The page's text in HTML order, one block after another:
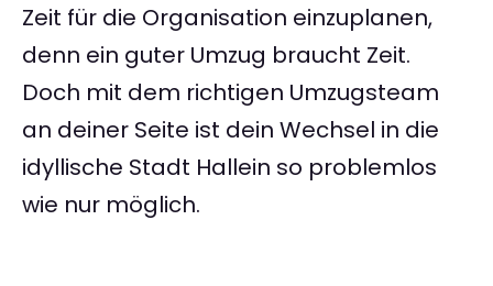
Zeit für die Organisation einzuplanen,
denn ein guter Umzug braucht Zeit.
Doch mit dem richtigen Umzugsteam
an deiner Seite ist dein Wechsel in die
idyllische Stadt Hallein so problemlos
wie nur möglich.